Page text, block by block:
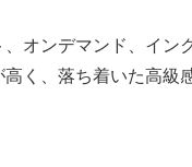
オンデマンド、イン
く、落ち着いた高級